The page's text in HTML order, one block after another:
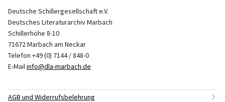
Deutsche Schillergesellschaft e.V.
Deutsches Literaturarchiv Marbach
Schillerhöhe 8-10
71672 Marbach am Neckar
Telefon +49 (0) 7144 / 848-0
E-Mailinfo@dla-marbach.de
AGB und Widerrufsbelehrung